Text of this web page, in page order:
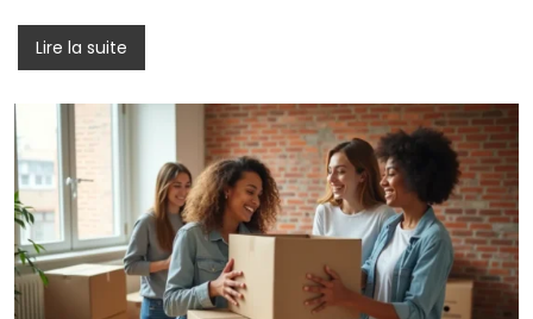
Lire la suite